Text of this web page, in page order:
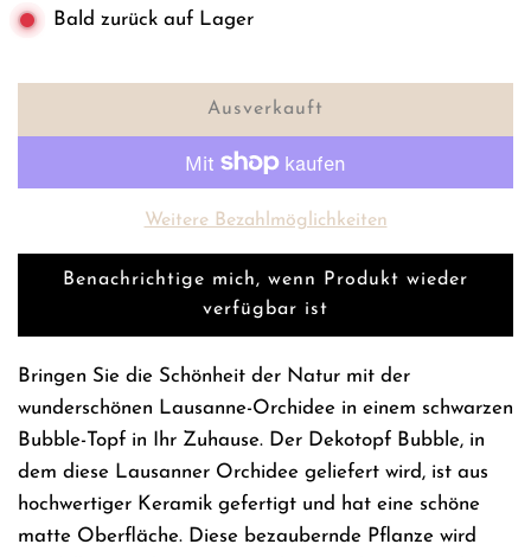
Bald zurück auf Lager
Ausverkauft
a
e
.
Weitere Bezahlmöglichkeiten
Benachrichtige mich, wenn Produkt wieder
verfügbar ist
Bringen Sie die Schönheit der Natur mit der
wunderschönen Lausanne-Orchidee in einem schwarzen
Bubble-Topf in Ihr Zuhause. Der Dekotopf Bubble, in
dem diese Lausanner Orchidee geliefert wird, ist aus
hochwertiger Keramik gefertigt und hat eine schöne
matte Oberfläche. Diese bezaubernde Pflanze wird